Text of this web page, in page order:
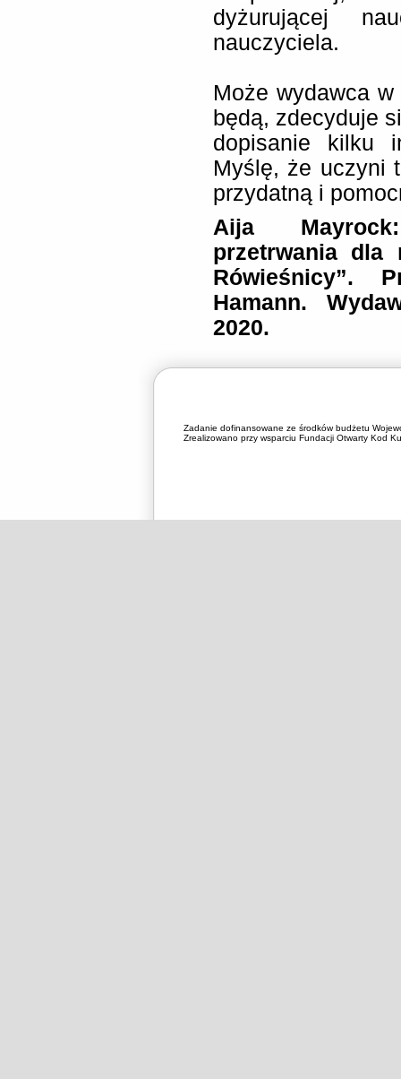
dyżurującej
nauczyciela.
Może wydawca
będą, zdecyduje
dopisanie kilku
Myślę, że uczyni
przydatną i
Aija
przetrwania dla
Rówieśnicy”.
Hamann.
2020.
Zadanie dofinansowane ze środków budżetu
Zrealizowano przy wsparciu Fundacji Otwarty Kod